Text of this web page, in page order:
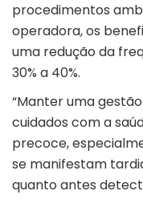
procedimentos
operadora, os
uma redução da
30% a 40%.
“Manter uma
cuidados com a
precoce,
se manifestam
quanto antes